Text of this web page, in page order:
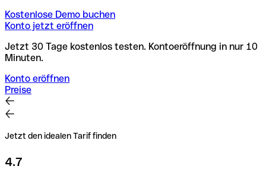
Kostenlose Demo buchen
Konto jetzt eröffnen
Jetzt 30 Tage kostenlos testen. Kontoeröffnung in nur 10
Minuten.
Konto eröffnen
Preise
Jetzt den idealen Tarif finden
4.7